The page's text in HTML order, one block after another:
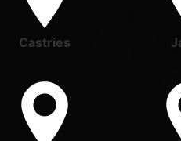
Castries